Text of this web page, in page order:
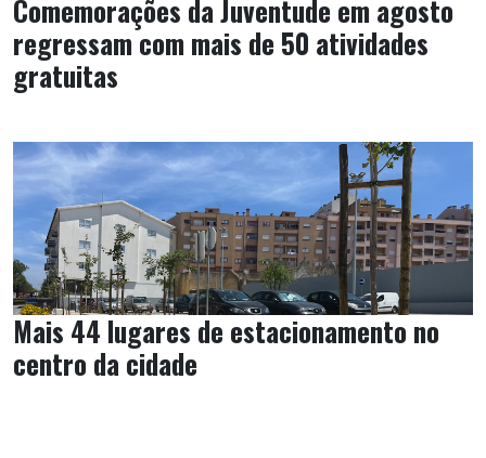
Comemorações da Juventude em agosto
regressam com mais de 50 atividades
gratuitas
Mais 44 lugares de estacionamento no
centro da cidade